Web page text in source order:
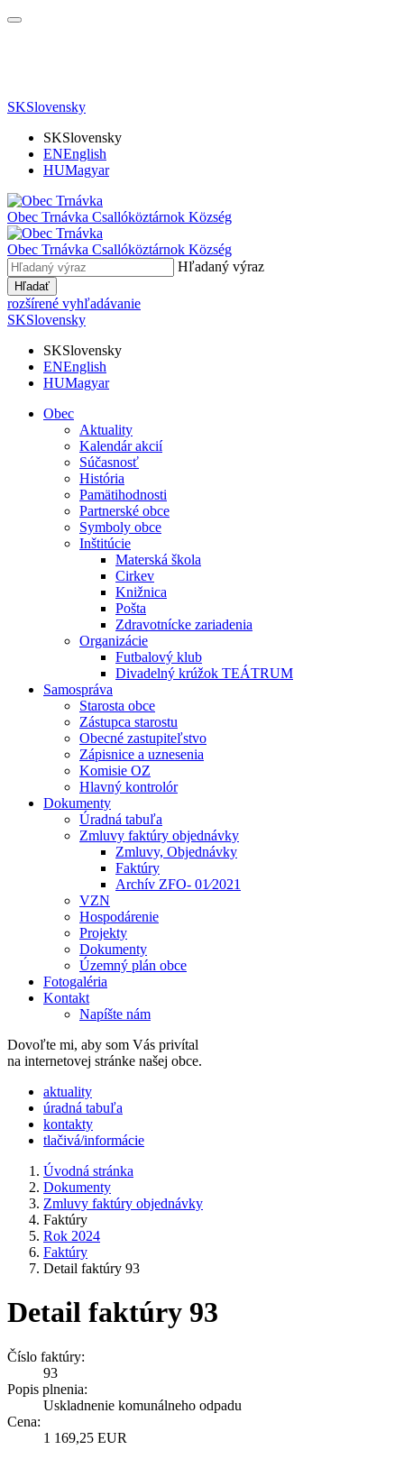
SKSlovensky
SKSlovensky
ENEnglish
HUMagyar
Obec Trnávka Csallóköztárnok Község
Obec Trnávka Csallóköztárnok Község
Hľadaný výraz
Hľadať
rozšírené vyhľadávanie
SKSlovensky
SKSlovensky
ENEnglish
HUMagyar
Obec
Aktuality
Kalendár akcií
Súčasnosť
História
Pamätihodnosti
Partnerské obce
Symboly obce
Inštitúcie
Materská škola
Cirkev
Knižnica
Pošta
Zdravotnícke zariadenia
Organizácie
Futbalový klub
Divadelný krúžok TEÁTRUM
Samospráva
Starosta obce
Zástupca starostu
Obecné zastupiteľstvo
Zápisnice a uznesenia
Komisie OZ
Hlavný kontrolór
Dokumenty
Úradná tabuľa
Zmluvy faktúry objednávky
Zmluvy, Objednávky
Faktúry
Archív ZFO- 01⁄2021
VZN
Hospodárenie
Projekty
Dokumenty
Územný plán obce
Fotogaléria
Kontakt
Napíšte nám
Dovoľte mi, aby som Vás privítal
na internetovej stránke našej obce.
​​aktuality
úradná tabuľa
kontakty
tlačivá/informácie
Úvodná stránka
Dokumenty
Zmluvy faktúry objednávky
Faktúry
Rok 2024
Faktúry
Detail faktúry 93
Detail faktúry 93
Číslo faktúry:
93
Popis plnenia:
Uskladnenie komunálneho odpadu
Cena:
1 169,25 EUR